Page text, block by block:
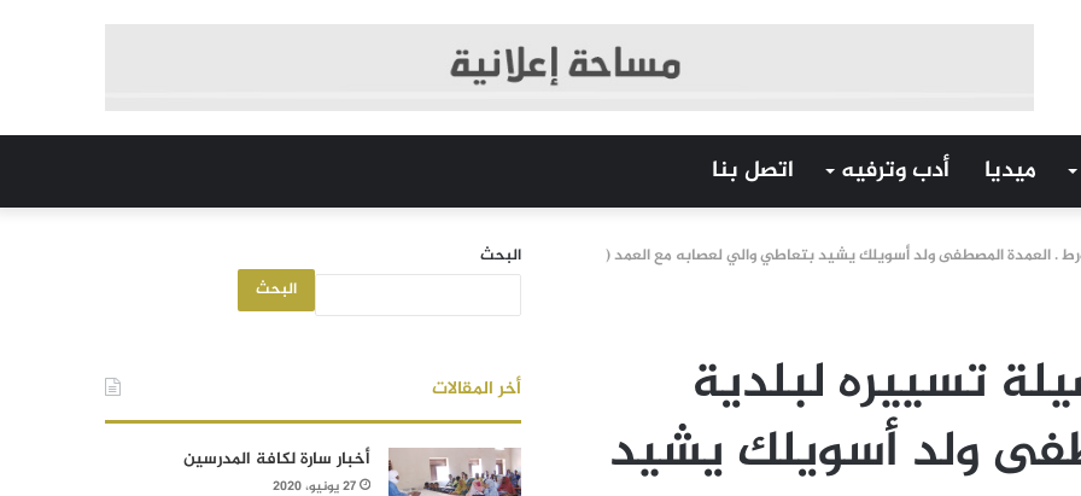
ميديا أدب وترفيه اتصل بنا
. العمدة المصطفى ولد أسويلك يشيد بتعاطي والي لعصابه مع العمد (
تسييره لبلدية
ولد أسويلك يشيد
البحث
البحث
أخر المقالات
أخبار سارة لكافة المدرسين
27 يونيو، 2020